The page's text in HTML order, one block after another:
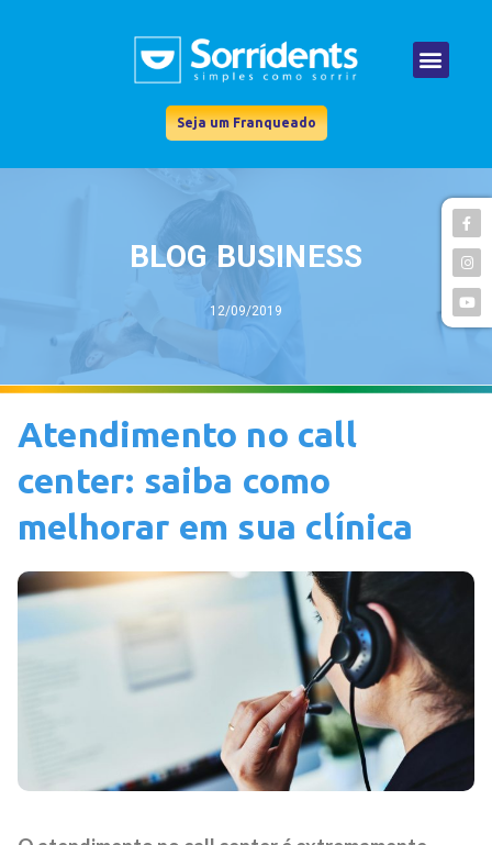
Seja um Franqueado
BLOG BUSINESS
12/09/2019
Atendimento no call
center: saiba como
melhorar em sua clínica